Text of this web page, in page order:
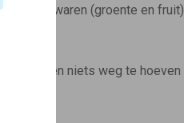
etenswaren (groente en fruit)
niets weg te hoeven